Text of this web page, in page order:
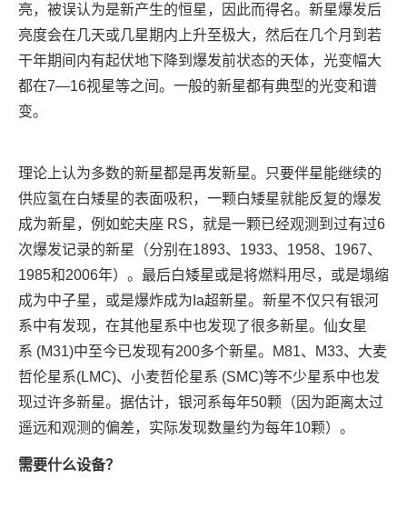
亮，被误认为是新产生的恒星，因此而得名。新星爆发后
亮度会在几天或几星期内上升至极大，然后在几个月到若
干年期间内有起伏地下降到爆发前状态的天体，光变幅大
都在7—16视星等之间。一般的新星都有典型的光变和谱
变。
理论上认为多数的新星都是再发新星。只要伴星能继续的
供应氢在白矮星的表面吸积，一颗白矮星就能反复的爆发
成为新星，例如蛇夫座 RS，就是一颗已经观测到过有过6
次爆发记录的新星（分别在1893、1933、1958、1967、
1985和2006年）。最后白矮星或是将燃料用尽，或是塌缩
成为中子星，或是爆炸成为Ia超新星。新星不仅只有银河
系中有发现，在其他星系中也发现了很多新星。仙女星
系 (M31)中至今已发现有200多个新星。M81、M33、大麦
哲伦星系(LMC)、小麦哲伦星系 (SMC)等不少星系中也发
现过许多新星。据估计，银河系每年50颗（因为距离太过
遥远和观测的偏差，实际发现数量约为每年10颗）。
需要什么设备？